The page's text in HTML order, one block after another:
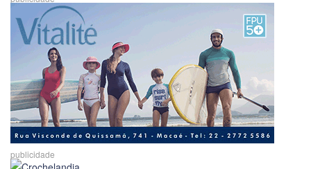
publicidade